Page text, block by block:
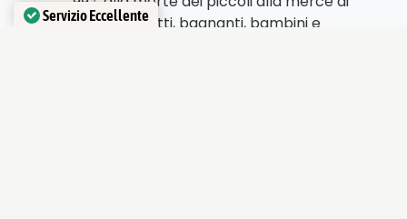
turisti distratti, bagnanti, bambini e
Servizio Eccellente